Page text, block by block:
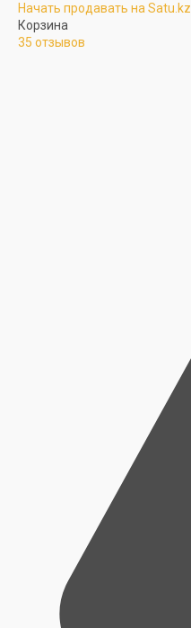
Начать продавать на Satu.kz
Корзина
35 отзывов